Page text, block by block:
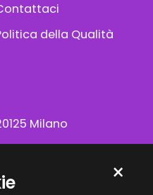
×
della Qualità
Milano